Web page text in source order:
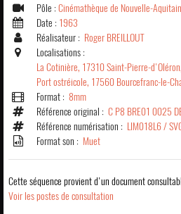
Pôle : Cinémathèque de Nouvelle-
Date : 1963
Réalisateur : Roger BREILLOUT
Localisations :
La Cotinière, 17310 Saint-Pierre-
Port ostréicole, 17560 Bourcefranc-le-
Format : 8mm
Référence original : C P8 BRE01 0025
Référence numérisation : LIM018L6 /
Format son : Muet
Cette séquence provient d'un document
Voir les postes de consultation